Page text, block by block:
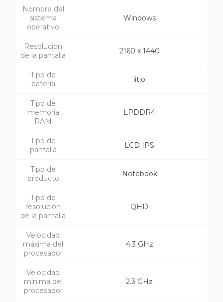
Nombre del
sistema
operativo
Windows
Resolución
de la pantalla
2160 x 1440
Tipo de
batería
litio
Tipo de
memoria
RAM
LPDDR4
Tipo de
pantalla
LCD IPS
Tipo de
producto
Notebook
Tipo de
resolución
de la pantalla
QHD
Velocidad
máxima del
procesador
4.3 GHz
Velocidad
mínima del
procesador
2.3 GHz